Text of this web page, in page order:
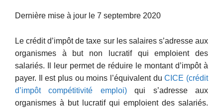
Dernière mise à jour le 7 septembre 2020
Le crédit d’impôt de taxe sur les salaires s’adresse aux
organismes à but non lucratif qui emploient des
salariés. Il leur permet de réduire le montant d’impôt à
payer. Il est plus ou moins l’équivalent duCICE (crédit
d’impôt compétitivité emploi)qui s’adresse aux
organismes à but lucratif qui emploient des salariés.